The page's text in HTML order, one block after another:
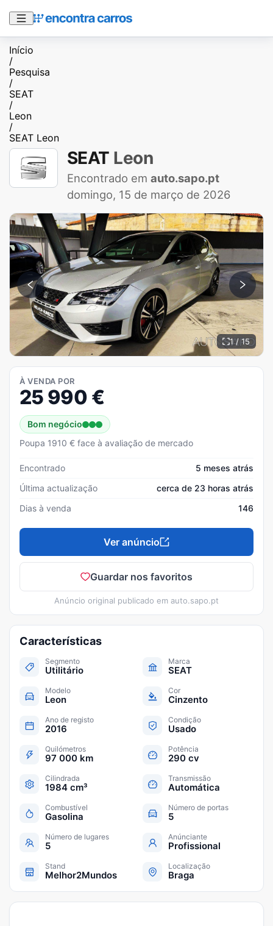
Início
/
Pesquisa
/
SEAT
/
Leon
/
SEAT Leon
SEAT Leon
Encontrado em auto.sapo.pt
domingo, 15 de março de 2026
1 / 15
À VENDA POR
25 990 €
Bom negócio
Poupa 1910 € face à avaliação de mercado
Encontrado
5 meses atrás
Última actualização
cerca de 23 horas atrás
Dias à venda
146
Ver anúncio
Guardar nos favoritos
Anúncio original publicado em auto.sapo.pt
Características
Segmento
Utilitário
Marca
SEAT
Modelo
Leon
Cor
Cinzento
Ano de registo
2016
Condição
Usado
Quilómetros
97 000 km
Potência
290 cv
Cilindrada
1984 cm³
Transmissão
Automática
Combustível
Gasolina
Número de portas
5
Número de lugares
5
Anúnciante
Profissional
Stand
Melhor2Mundos
Localização
Braga